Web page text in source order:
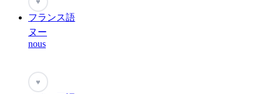
フランス語
ヌー
nous
♥